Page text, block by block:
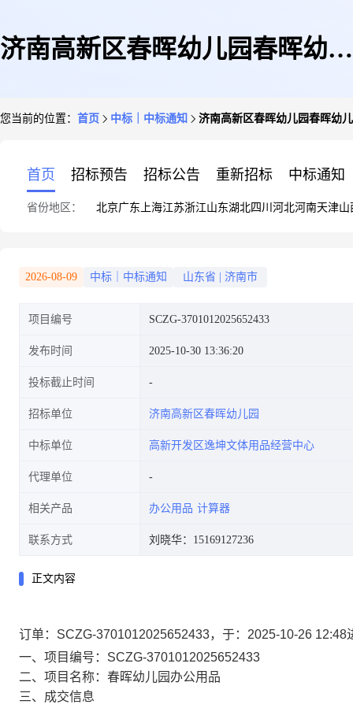
济南高新区春晖幼儿园春晖幼儿
您当前的位置： 首页 中标｜中标通知 济南高新区春晖幼儿园春晖幼
首页 招标预告 招标公告 重新招标 中标通知
省份地区： 北京广东 上海江苏浙江山东湖北四川 河北河南天津山
2026-08-09 中标｜中标通知 山东省 济南市
项目编号 SCZG-3701012025652433
发布时间 2025-10-30 13:36:20
投标截止时间
招标单位 济南高新区春晖幼儿园
中标单位 高新开发区逸坤文体用品经营中心
代理单位
相关产品 办公用品 计算器
联系方式 刘晓华：15169127236
正文内容
订单：SCZG-3701012025652433，于：2025-10-26
一、项目编号：SCZG-3701012025652433
二、项目名称：春晖幼儿园办公用品
三、成交信息